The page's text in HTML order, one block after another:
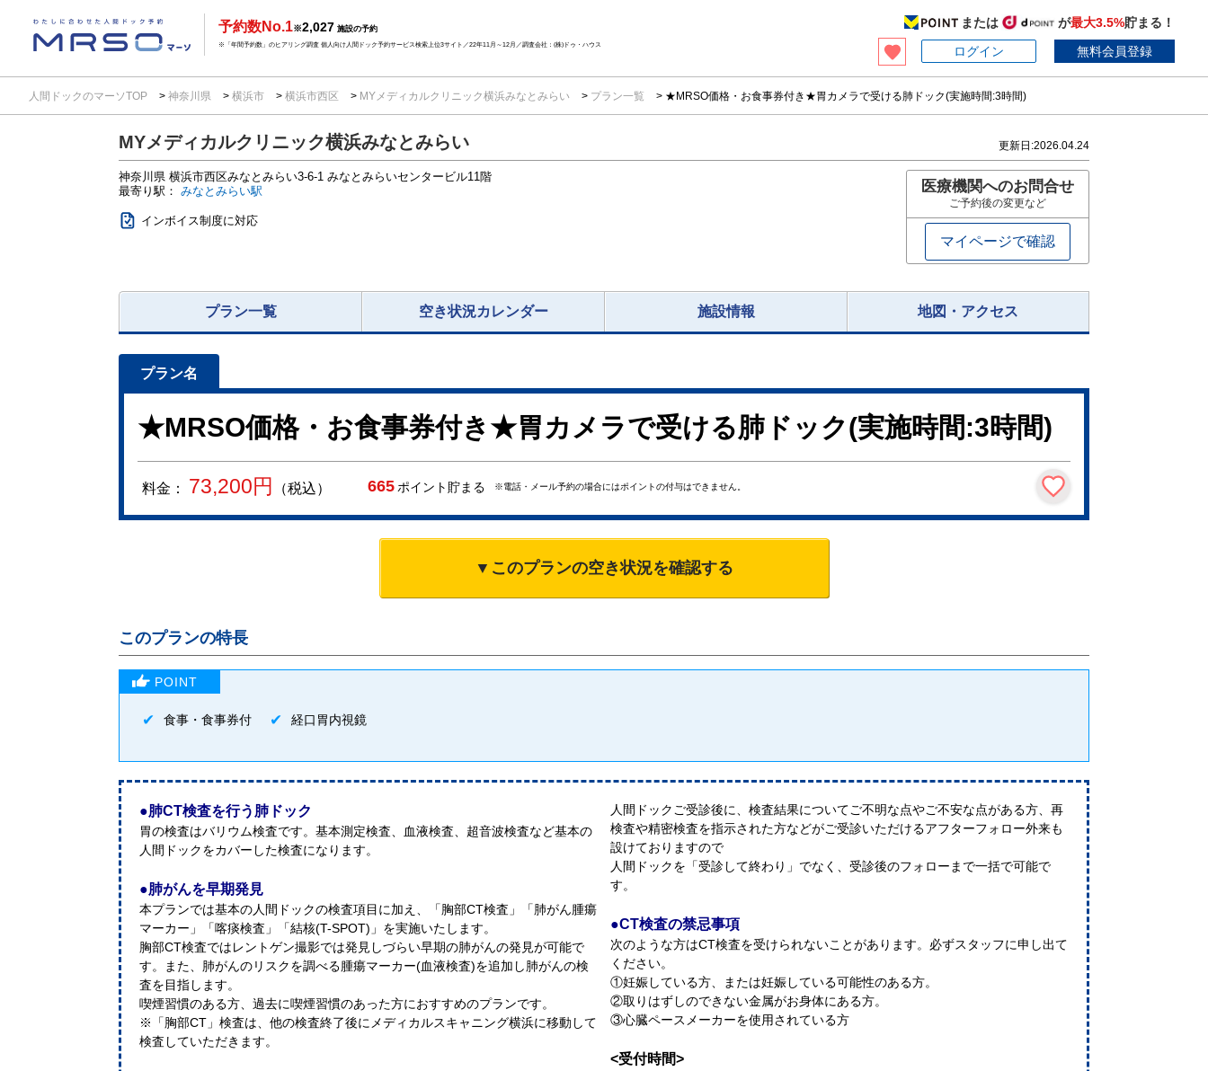
予約数No.1※2,027 施設の予約
※「年間予約数」のヒアリング調査 個人向け人間ドック予約サービス検索上位3サイト／22年11月～12月／調査会社：(株)ドゥ・ハウス
または が最大3.5%貯まる！
ログイン
無料会員登録
人間ドックのマーソTOP 神奈川県 横浜市 横浜市西区 MYメディカルクリニック横浜みなとみらい プラン一覧 ★MRSO価格・お食事券付き★胃カメラで受ける肺ドック(実施時間:3時間)
MYメディカルクリニック横浜みなとみらい 更新日:2026.04.24
神奈川県 横浜市西区みなとみらい3-6-1 みなとみらいセンタービル11階
最寄り駅： みなとみらい駅
インボイス制度に対応
医療機関へのお問合せ
ご予約後の変更など
マイページで確認
プラン一覧 空き状況カレンダー 施設情報 地図・アクセス
★MRSO価格・お食事券付き★胃カメラで受ける肺ドック(実施時間:3時間)
料金： 73,200円 （税込） 665 ポイント貯まる ※電話・メール予約の場合にはポイントの付与はできません。
▼このプランの空き状況を確認する
このプランの特長
食事・食事券付 経口胃内視鏡
●肺CT検査を行う肺ドック
胃の検査はバリウム検査です。基本測定検査、血液検査、超音波検査など基本の
人間ドックをカバーした検査になります。
●肺がんを早期発見
本プランでは基本の人間ドックの検査項目に加え、「胸部CT検査」「肺がん腫瘍
マーカー」「喀痰検査」「結核(T-SPOT)」を実施いたします。
胸部CT検査ではレントゲン撮影では発見しづらい早期の肺がんの発見が可能で
す。また、肺がんのリスクを調べる腫瘍マーカー(血液検査)を追加し肺がんの検
査を目指します。
喫煙習慣のある方、過去に喫煙習慣のあった方におすすめのプランです。
※「胸部CT」検査は、他の検査終了後にメディカルスキャニング横浜に移動して
検査していただきます。
人間ドックご受診後に、検査結果についてご不明な点やご不安な点がある方、再
検査や精密検査を指示された方などがご受診いただけるアフターフォロー外来も
設けておりますので
人間ドックを「受診して終わり」でなく、受診後のフォローまで一括で可能で
す。
●CT検査の禁忌事項
次のような方はCT検査を受けられないことがあります。必ずスタッフに申し出て
ください。
①妊娠している方、または妊娠している可能性のある方。
②取りはずしのできない金属がお身体にある方。
③心臓ペースメーカーを使用されている方
<受付時間>